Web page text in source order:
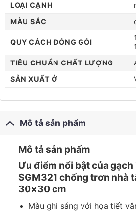
Đăng ký nhận
Dịch vụ quý khách cần nhận tư vấn
Thiết bị phòng tắm
Gạch ốp lát
LOẠI CẠNH
MÀU SẮC
QUY CÁCH ĐÓNG GÓI
TIÊU CHUẨN CHẤT LƯỢNG
SẢN XUẤT Ở
Mô tả sản phẩm
Mô tả sản phẩm
Ưu điểm nổi bật của gạch
SGM321 chống trơn nhà
30×30 cm
Màu ghi sáng với họa tiết